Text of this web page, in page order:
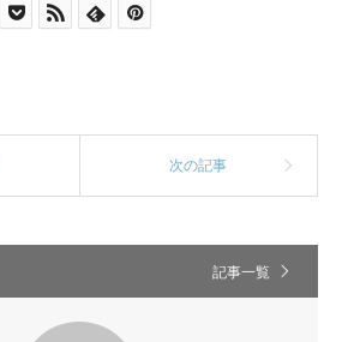
記事一覧